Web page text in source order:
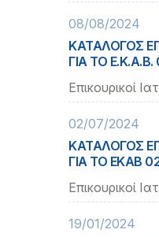
08/08/2024
ΚΑΤΑΛΟΓΟΣ
ΓΙΑ ΤΟ
Επικουρικοί
02/07/2024
ΚΑΤΑΛΟΓΟΣ
ΓΙΑ ΤΟ ΕΚΑΒ
Επικουρικοί
19/01/2024